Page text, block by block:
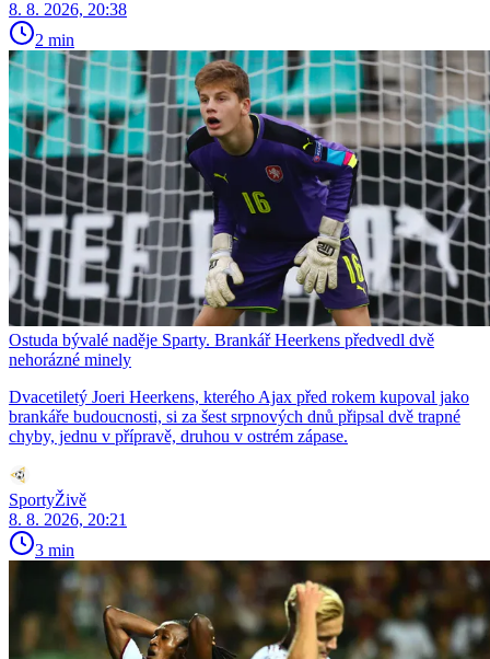
8. 8. 2026, 20:38
2 min
Ostuda bývalé naděje Sparty. Brankář Heerkens předvedl dvě
nehorázné minely
Dvacetiletý Joeri Heerkens, kterého Ajax před rokem kupoval jako
brankáře budoucnosti, si za šest srpnových dnů připsal dvě trapné
chyby, jednu v přípravě, druhou v ostrém zápase.
SportyŽivě
8. 8. 2026, 20:21
3 min